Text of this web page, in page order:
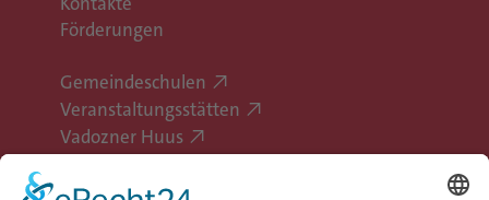
Förderungen
Gemeindeschulen
Veranstaltungsstätten
Vadozner Huus